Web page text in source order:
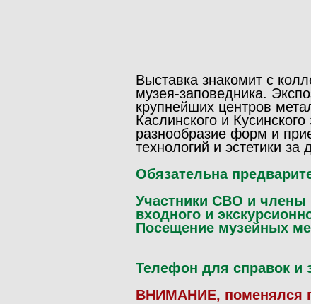
Выставка знакомит с
музея-заповедника.
крупнейших центров
Каслинского и
разнообразие форм и
технологий и эстетики за
Обязательна
Участники СВО и члены
входного и
Посещение музейных
Телефон для справок и
ВНИМАНИЕ, поменялся